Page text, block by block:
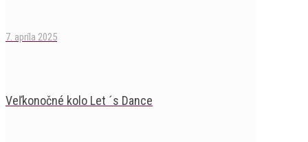
7. apríla 2025
Veľkonočné kolo Let ´s Dance